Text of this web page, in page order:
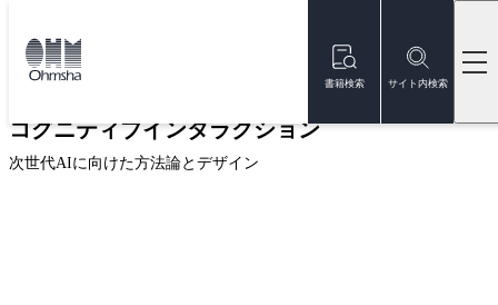
書籍検索 サイト内検索
トップ
コグニティブインタラクション
次世代AIに向けた方法論とデザイン